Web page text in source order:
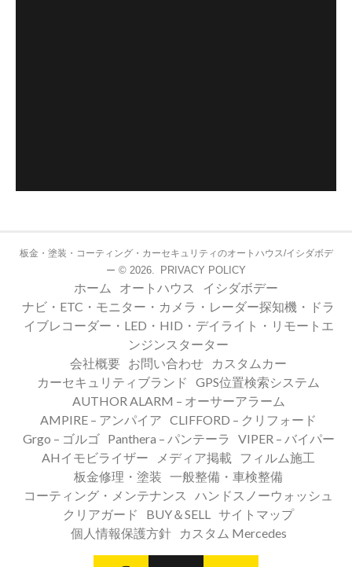
板金・塗装・コーティング・カーセキュリティのオートハウス/イシダボデ
ー © 2026. PRIVACY POLICY
ホーム オートハウス
イシダボデー
ナビ・ETC・モニター・カメラ・レーダー探知機・ドラ
イブレコーダー・LED・HID・デイライト・リモートエ
ンジンスターター
会社概要
お問い合わせ
カスタムカー
カーセキュリティブランド
GPS位置検索システム
AUTHOR ALARM – オーサーアラーム
AMPIRE – アンパイア CLIFFORD – クリフォード
Grgo – ゴルゴ
Panthera – パンテーラ
VIPER – バイパー
AHイモビライザー
メディア掲載
フィルム施工
板金修理・塗装 一般整備・車検整備
コーティング・メンテナンス
ハンドスノーウォッシュ
クリアガード
BUY＆SELL
サイトマップ
個人情報保護方針
カスタム Mercedes